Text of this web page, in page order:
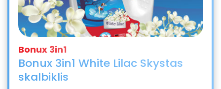
Bonux 3in1 White Lilac Skystas
skalbiklis